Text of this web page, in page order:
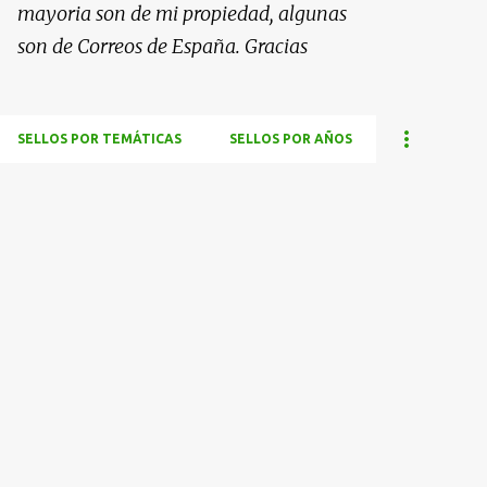
mayoria son de mi propiedad, algunas
son de Correos de España. Gracias
SELLOS POR TEMÁTICAS SELLOS POR AÑOS